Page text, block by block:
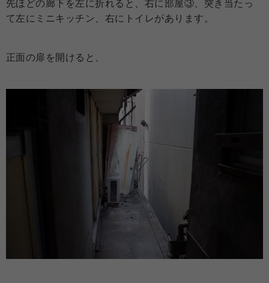
先ほどの廊下を左に折れると、右に部屋③、突き当たっ
て左にミニキッチン、右にトイレがあります。
正面の扉を開けると、